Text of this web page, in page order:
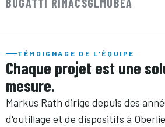
TÉMOIGNAGE DE L'ÉQUIPE
Chaque projet est une
mesure.
Markus Rath dirige depuis des
d'outillage et de dispositifs à